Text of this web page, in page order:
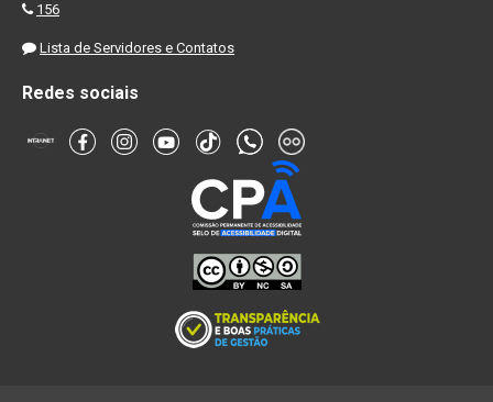
156
Lista de Servidores e Contatos
Redes sociais